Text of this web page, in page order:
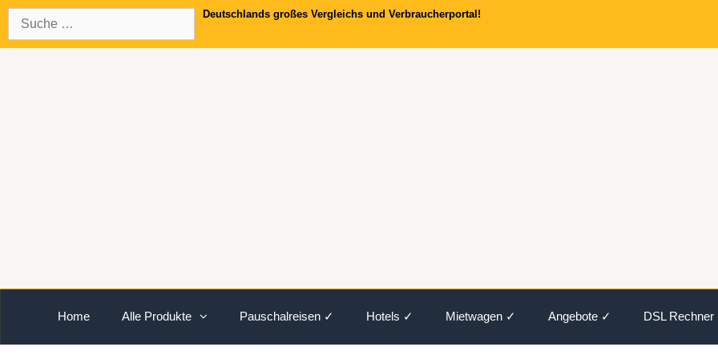
Springe
zum
Inhalt
nach:
Deutschlands großes Vergleichs und Verbraucherportal!
Home Alle Produkte Pauschalreisen ✓ Hotels ✓ Mietwagen ✓ Angebote ✓ DSL Rechner